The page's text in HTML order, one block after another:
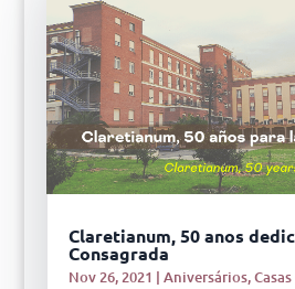
Claretianum, 50 anos
Consagrada
Nov 26, 2021 | Aniversários,